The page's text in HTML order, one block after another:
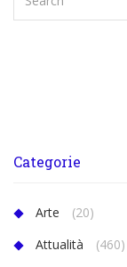
Categorie
Arte
(20)
Attualità
(460)